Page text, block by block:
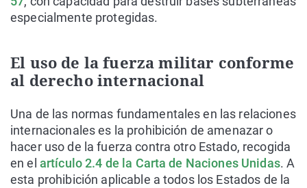
especialmente protegidas.
El uso de la fuerza militar conforme
al derecho internacional
Una de las normas fundamentales en las relaciones
internacionales es la prohibición de amenazar o
hacer uso de la fuerza contra otro Estado, recogida
en el artículo 2.4 de la Carta de Naciones Unidas. A
esta prohibición aplicable a todos los Estados de la